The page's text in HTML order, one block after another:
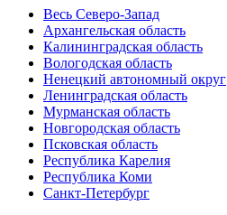
Весь Северо-Запад
Архангельская область
Калининградская область
Вологодская область
Ненецкий автономный округ
Ленинградская область
Мурманская область
Новгородская область
Псковская область
Республика Карелия
Республика Коми
Санкт-Петербург